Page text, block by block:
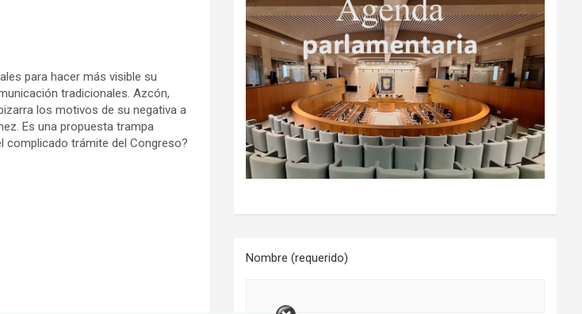
para hacer más visible su
tradicionales. Azcón,
los motivos de su negativa a
Es una propuesta trampa
complicado trámite del Congreso?
Nombre (requerido)